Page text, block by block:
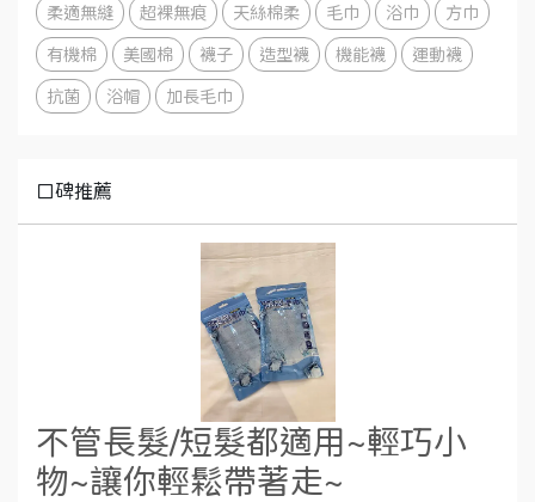
柔適無縫 超裸無痕 天絲棉柔 毛巾 浴巾 方巾
有機棉 美國棉 襪子 造型襪 機能襪 運動襪
抗菌 浴帽 加長毛巾
口碑推薦
不管長髮/短髮都適用~輕巧小
物~讓你輕鬆帶著走~